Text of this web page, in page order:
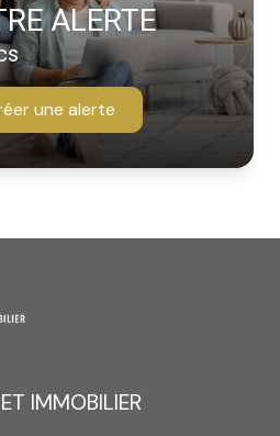
ALERTE
une alerte
IMMOBILIER